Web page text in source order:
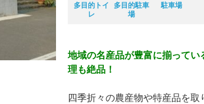
多目的トイ
レ
多目的駐車
場
駐車場
地域の名産品が豊富に揃って
理も絶品！
四季折々の農産物や特産品を